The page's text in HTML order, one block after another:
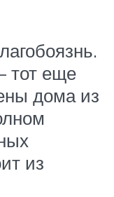
тот еще
дома из
из